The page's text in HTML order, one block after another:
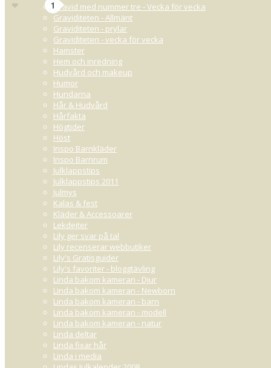
Gravid med nummer tre - Vecka för vecka
Graviditeten - Allmänt
Graviditeten - prylar
Graviditeten - vecka för vecka
Hamster
Hem och inredning
Hudvård och makeup
Humor
Hundarna
Hår & Hudvård
Hårfakta
Högtider
Höst
Inspo Barnkläder
Inspo Barnrum
Julklappstips
Julklappstips 2011
Julmys
Kalas & fest
Kläder & Accessoarer
Lekdejter
Lily ger svar på tal
Lily recenserar webbutiker
Lily's Gratisguider
Lily's favoriter - bloggtävling
Linda bakom kameran - Djur
Linda bakom kameran - Newborn
Linda bakom kameran - barn
Linda bakom kameran - modell
Linda bakom kameran - natur
Linda deltar
Linda fixar hår
Linda i media
1